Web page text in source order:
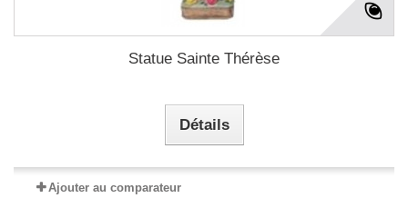
Statue Sainte Thérèse
Détails
Ajouter au comparateur